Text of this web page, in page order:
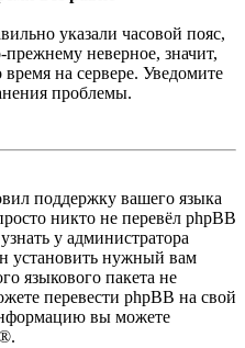
указали часовой пояс,
неверное, значит,
на сервере. Уведомите
проблемы.
поддержку вашего языка
никто не перевёл phpBB
у администратора
установить нужный вам
языкового пакета не
перевести phpBB на свой
вы можете